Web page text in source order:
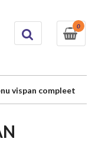
0
vispan compleet